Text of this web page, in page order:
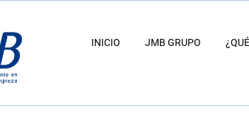
INICIO JMB GRUPO